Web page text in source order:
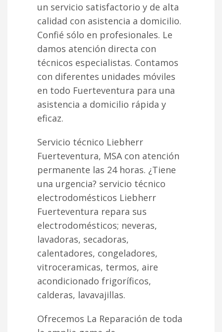
un servicio satisfactorio y de alta
calidad con asistencia a domicilio.
Confié sólo en profesionales. Le
damos atención directa con
técnicos especialistas. Contamos
con diferentes unidades móviles
en todo Fuerteventura para una
asistencia a domicilio rápida y
eficaz.
Servicio técnico Liebherr
Fuerteventura, MSA con atención
permanente las 24 horas. ¿Tiene
una urgencia? servicio técnico
electrodomésticos Liebherr
Fuerteventura repara sus
electrodomésticos; neveras,
lavadoras, secadoras,
calentadores, congeladores,
vitroceramicas, termos, aire
acondicionado frigoríficos,
calderas, lavavajillas.
Ofrecemos La Reparación de toda